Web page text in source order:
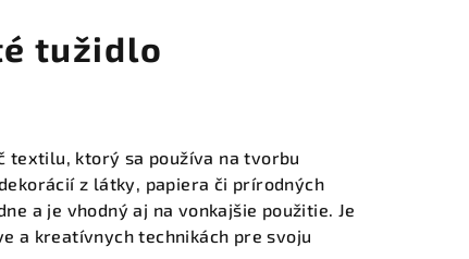
tužidlo
textilu, ktorý sa používa na tvorbu
z látky, papiera či prírodných
a je vhodný aj na vonkajšie použitie. Je
a kreatívnych technikách pre svoju